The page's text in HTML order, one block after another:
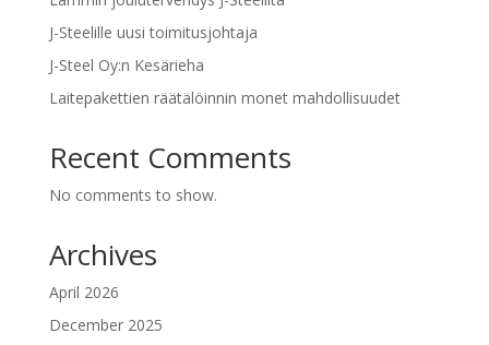
J-Steelille uusi toimitusjohtaja
J-Steel Oy:n Kesärieha
Laitepakettien räätälöinnin monet mahdollisuudet
Recent Comments
No comments to show.
Archives
April 2026
December 2025